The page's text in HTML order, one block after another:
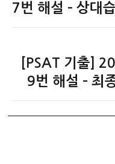
색
전
7번 해설 – 상대
[PSAT 기출]
9번 해설 – 최